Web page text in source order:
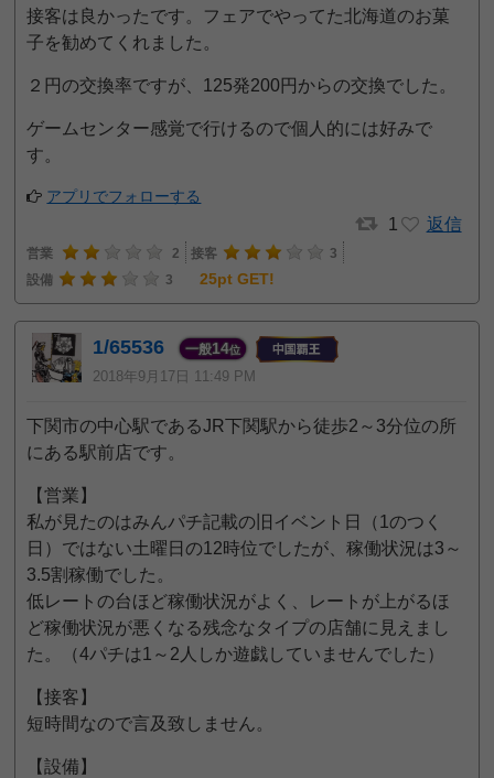
接客は良かったです。フェアでやってた北海道のお菓
子を勧めてくれました。
２円の交換率ですが、125発200円からの交換でした。
ゲームセンター感覚で行けるので個人的には好みで
す。
アプリでフォローする
1 返信
営業 2 接客
3
設備
3 25pt GET!
1/65536 一般14位
2018年9月17日 11:49 PM
下関市の中心駅であるJR下関駅から徒歩2～3分位の所
にある駅前店です。
【営業】
私が見たのはみんパチ記載の旧イベント日（1のつく
日）ではない土曜日の12時位でしたが、稼働状況は3～
3.5割稼働でした。
低レートの台ほど稼働状況がよく、レートが上がるほ
ど稼働状況が悪くなる残念なタイプの店舗に見えまし
た。（4パチは1～2人しか遊戯していませんでした）
【接客】
短時間なので言及致しません。
【設備】